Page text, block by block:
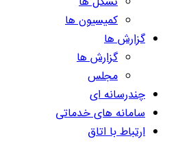
کمیسیون ها
گزارش ها
گزارش ها
مجلس
چندرسانه ای
سامانه های خدماتی
ارتباط با اتاق